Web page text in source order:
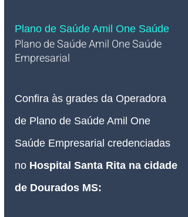
Plano de Saúde Amil One Saúde
Plano de Saúde Amil One Saúde
Empresarial
Confira às grades da Operadora
de Plano de Saúde Amil One
Saúde Empresarial credenciadas
no Hospital Santa Rita na cidade
de Dourados MS: